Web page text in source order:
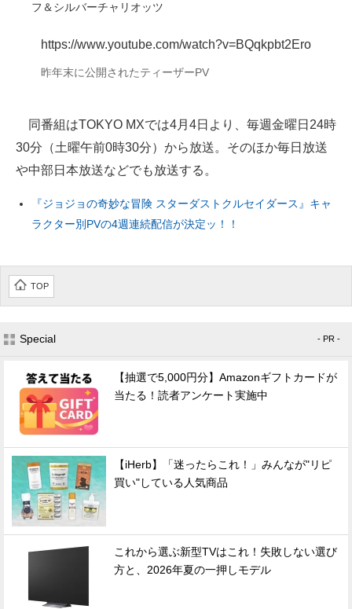
エレクトロニクス専門サイト
電子設計の基本と応用
エネルギーの専門メディア
ちょっと気になるネットの話題
フ＆シルバーチャリオッツ
https://www.youtube.com/watch?v=BQqkpbt2Ero
昨年末に公開されたティーザーPV
同番組はTOKYO MXでは4月4日より、毎週金曜日24時
30分（土曜午前0時30分）から放送。そのほか毎日放送
や中部日本放送などでも放送する。
『ジョジョの奇妙な冒険 スターダストクルセイダース』キャ
ラクター別PVの4週連続配信が決定ッ！！
TOP
Special - PR -
【抽選で5,000円分】Amazonギフトカードが
当たる！読者アンケート実施中
【iHerb】「迷ったらこれ！」みんなが"リピ
買い"している人気商品
これから選ぶ新型TVはこれ！失敗しない選び
方と、2026年夏の一押しモデル